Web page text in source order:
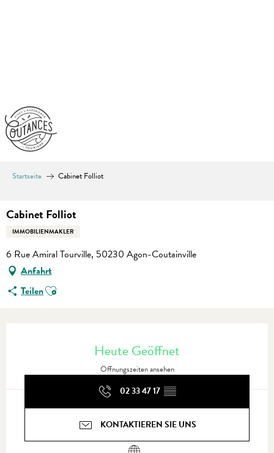
Startseite Cabinet Folliot
Cabinet Folliot
IMMOBILIENMAKLER
6 Rue Amiral Tourville, 50230 Agon-Coutainville
Anfahrt
TeilenAjouter aux favoris
Heute Geöffnet
Öffnungszeiten ansehen
02 33 47 17 ▒▒
KONTAKTIEREN SIE UNS